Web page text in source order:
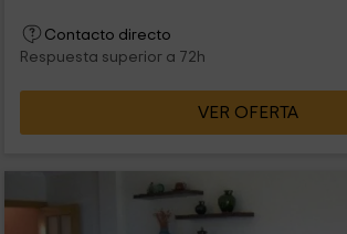
Contacto directo
Respuesta superior a 72h
VER OFERTA